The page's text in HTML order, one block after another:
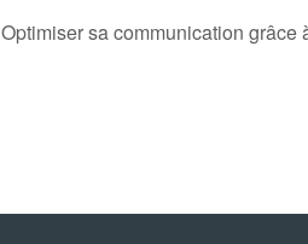
Optimiser sa communication grâce